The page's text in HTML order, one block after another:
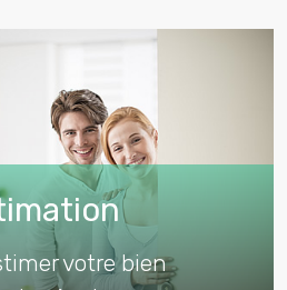
votre bien